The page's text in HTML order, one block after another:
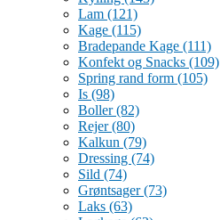
Lam (121)
Kage (115)
Bradepande Kage (111)
Konfekt og Snacks (109)
Spring rand form (105)
Is (98)
Boller(82)
Rejer(80)
Kalkun (79)
Dressing (74)
Sild (74)
Grøntsager(73)
Laks (63)